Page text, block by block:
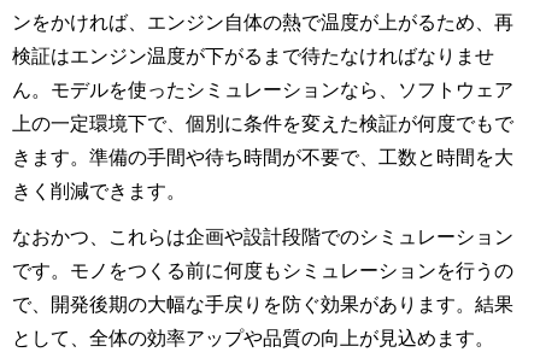
ンをかければ、エンジン自体の熱で温度が上がるため、再
検証はエンジン温度が下がるまで待たなければなりませ
ん。モデルを使ったシミュレーションなら、ソフトウェア
上の一定環境下で、個別に条件を変えた検証が何度でもで
きます。準備の手間や待ち時間が不要で、工数と時間を大
きく削減できます。
なおかつ、これらは企画や設計段階でのシミュレーション
です。モノをつくる前に何度もシミュレーションを行うの
で、開発後期の大幅な手戻りを防ぐ効果があります。結果
として、全体の効率アップや品質の向上が見込めます。